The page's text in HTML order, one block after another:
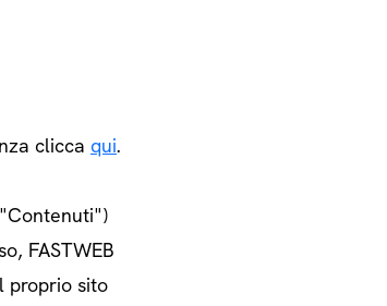
clicca qui.
FASTWEB
proprio sito